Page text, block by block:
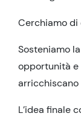
Cerchiamo
Sosteniamo
opportunità
L’idea finale